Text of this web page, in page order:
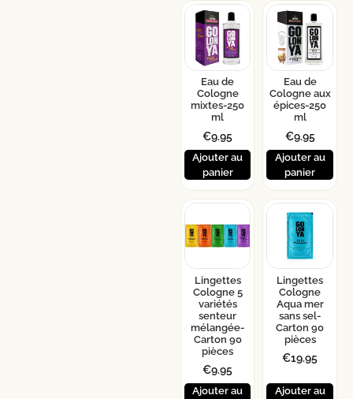
Eau de
Cologne
mixtes-250
ml
€9.95
Ajouter au
panier
Eau de
Cologne aux
épices-250
ml
€9.95
Ajouter au
panier
Lingettes
Cologne 5
variétés
senteur
mélangée-
Carton 90
pièces
€9.95
Ajouter au
Lingettes
Cologne
Aqua mer
sans sel-
Carton 90
pièces
€19.95
Ajouter au